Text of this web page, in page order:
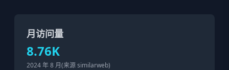
月访问量
8.76K
2024 年 8 月(来源 similarweb)